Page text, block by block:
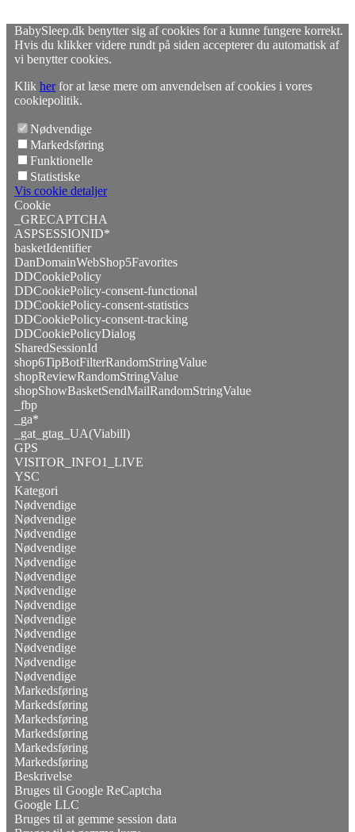
BabySleep.dk benytter sig af cookies for a kunne fungere korrekt.
Hvis du klikker videre rundt på siden accepterer du automatisk af
vi benytter cookies.
Klik her for at læse mere om anvendelsen af cookies i vores
cookiepolitik.
Nødvendige
Markedsføring
Funktionelle
Statistiske
Vis cookie detaljer
Cookie
_GRECAPTCHA
ASPSESSIONID*
basketIdentifier
DanDomainWebShop5Favorites
DDCookiePolicy
DDCookiePolicy-consent-functional
DDCookiePolicy-consent-statistics
DDCookiePolicy-consent-tracking
DDCookiePolicyDialog
SharedSessionId
shop6TipBotFilterRandomStringValue
shopReviewRandomStringValue
shopShowBasketSendMailRandomStringValue
_fbp
_ga*
_gat_gtag_UA(Viabill)
GPS
VISITOR_INFO1_LIVE
YSC
Kategori
Nødvendige
Nødvendige
Nødvendige
Nødvendige
Nødvendige
Nødvendige
Nødvendige
Nødvendige
Nødvendige
Nødvendige
Nødvendige
Nødvendige
Nødvendige
Markedsføring
Markedsføring
Markedsføring
Markedsføring
Markedsføring
Markedsføring
Beskrivelse
Bruges til Google ReCaptcha
Google LLC
Bruges til at gemme session data